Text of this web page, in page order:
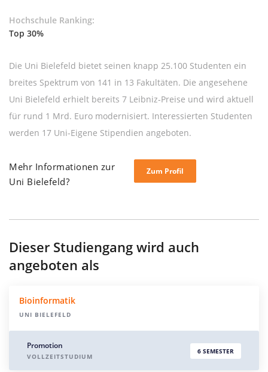
Hochschule Ranking:
Top 30%
Die Uni Bielefeld bietet seinen knapp 25.100 Studenten ein
breites Spektrum von 141 in 13 Fakultäten. Die angesehene
Uni Bielefeld erhielt bereits 7 Leibniz-Preise und wird aktuell
für rund 1 Mrd. Euro modernisiert. Interessierten Studenten
werden 17 Uni-Eigene Stipendien angeboten.
Mehr Informationen zur
Uni Bielefeld?
Zum Profil
Dieser Studiengang wird auch
angeboten als
Bioinformatik
UNI BIELEFELD
Promotion
VOLLZEITSTUDIUM
6 SEMESTER